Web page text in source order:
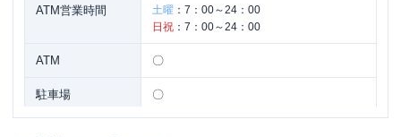
ATM営業時間
土曜 ： 7：00～24：00
日祝 ： 7：00～24：00
ATM 〇
駐車場 〇